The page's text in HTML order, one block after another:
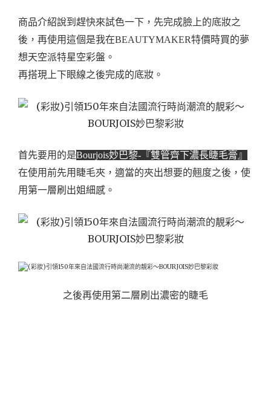
商品介紹說到趕快來試色一下，先完成臉上的底妝之
後，再使用這個是我在BEAUTYMAKER特價時買的夢
想天空派特星空彩盤。
再搭現上下眼線之後完成的底妝。
首先要用的是Bourjois妙巴黎-『雙管齊下濃長睫毛膏』
在使用前先用睫毛夾，適當的夾出想要的翹度之後，使
用第一層刷出姐細感。
之後再使用第二層刷出濃密的睫毛